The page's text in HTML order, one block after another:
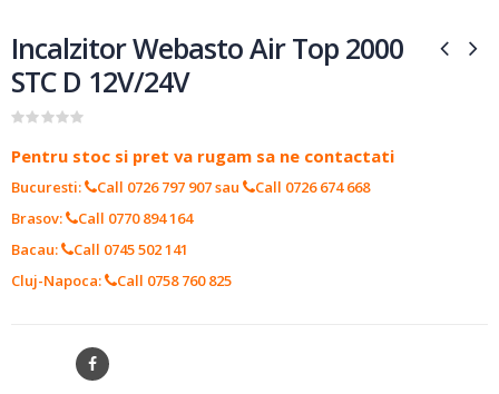
Incalzitor Webasto Air Top 2000
STC D 12V/24V
Pentru stoc si pret va rugam sa ne contactati
Bucuresti: Call 0726 797 907sau
Call 0726 674 668
Brasov:
Call 0770 894 164
Bacau:
Call 0745 502 141
Cluj-Napoca:
Call 0758 760 825